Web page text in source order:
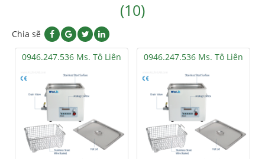
(10)
Chia sẽ
0946.247.536 Ms. Tô Liên 0946.247.536 Ms. Tô Liên